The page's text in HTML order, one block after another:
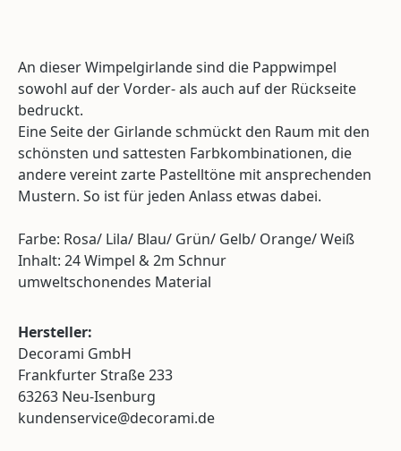
An dieser Wimpelgirlande sind die Pappwimpel
sowohl auf der Vorder- als auch auf der Rückseite
bedruckt.
Eine Seite der Girlande schmückt den Raum mit den
schönsten und sattesten Farbkombinationen, die
andere vereint zarte Pastelltöne mit ansprechenden
Mustern. So ist für jeden Anlass etwas dabei.
Farbe: Rosa/ Lila/ Blau/ Grün/ Gelb/ Orange/ Weiß
Inhalt: 24 Wimpel & 2m Schnur
umweltschonendes Material
Hersteller:
Decorami GmbH
Frankfurter Straße 233
63263 Neu-Isenburg
kundenservice@decorami.de